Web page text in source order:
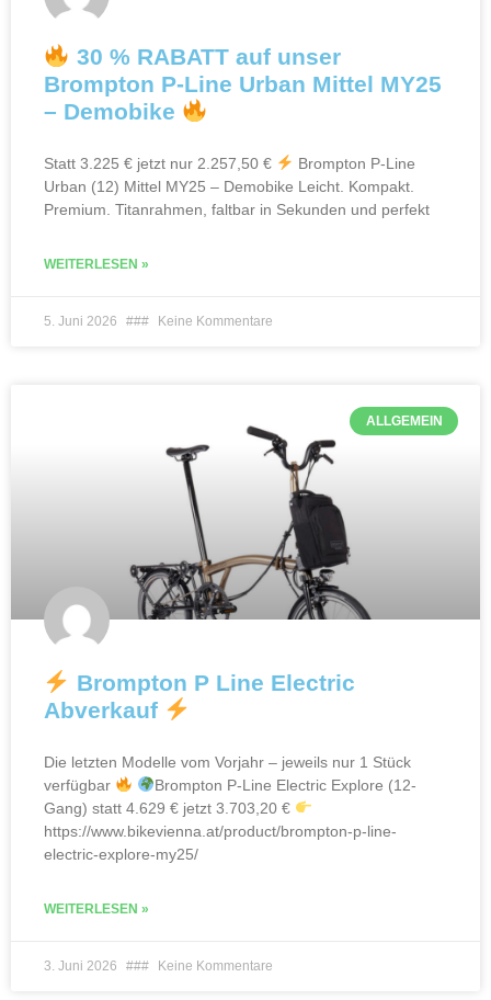
30 % RABATT auf unser
Brompton P-Line Urban Mittel MY25
– Demobike
Statt 3.225 € jetzt nur 2.257,50 €
Brompton P-Line
Urban (12) Mittel MY25 – Demobike Leicht. Kompakt.
Premium. Titanrahmen, faltbar in Sekunden und perfekt
WEITERLESEN »
5. Juni 2026 Keine Kommentare
ALLGEMEIN
Brompton P Line Electric
Abverkauf
Die letzten Modelle vom Vorjahr – jeweils nur 1 Stück
verfügbar
Brompton P-Line Electric Explore (12-
Gang) statt 4.629 € jetzt 3.703,20 €
https://www.bikevienna.at/product/brompton-p-line-
electric-explore-my25/
WEITERLESEN »
3. Juni 2026 Keine Kommentare